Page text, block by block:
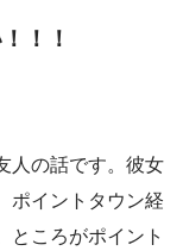
！！
人の話です。彼女
ポイントタウン経
ところがポイント